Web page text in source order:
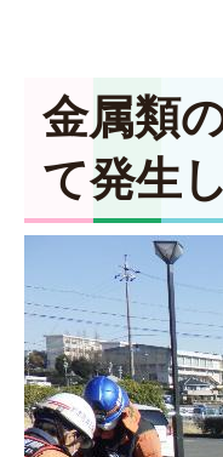
金属類
て発生